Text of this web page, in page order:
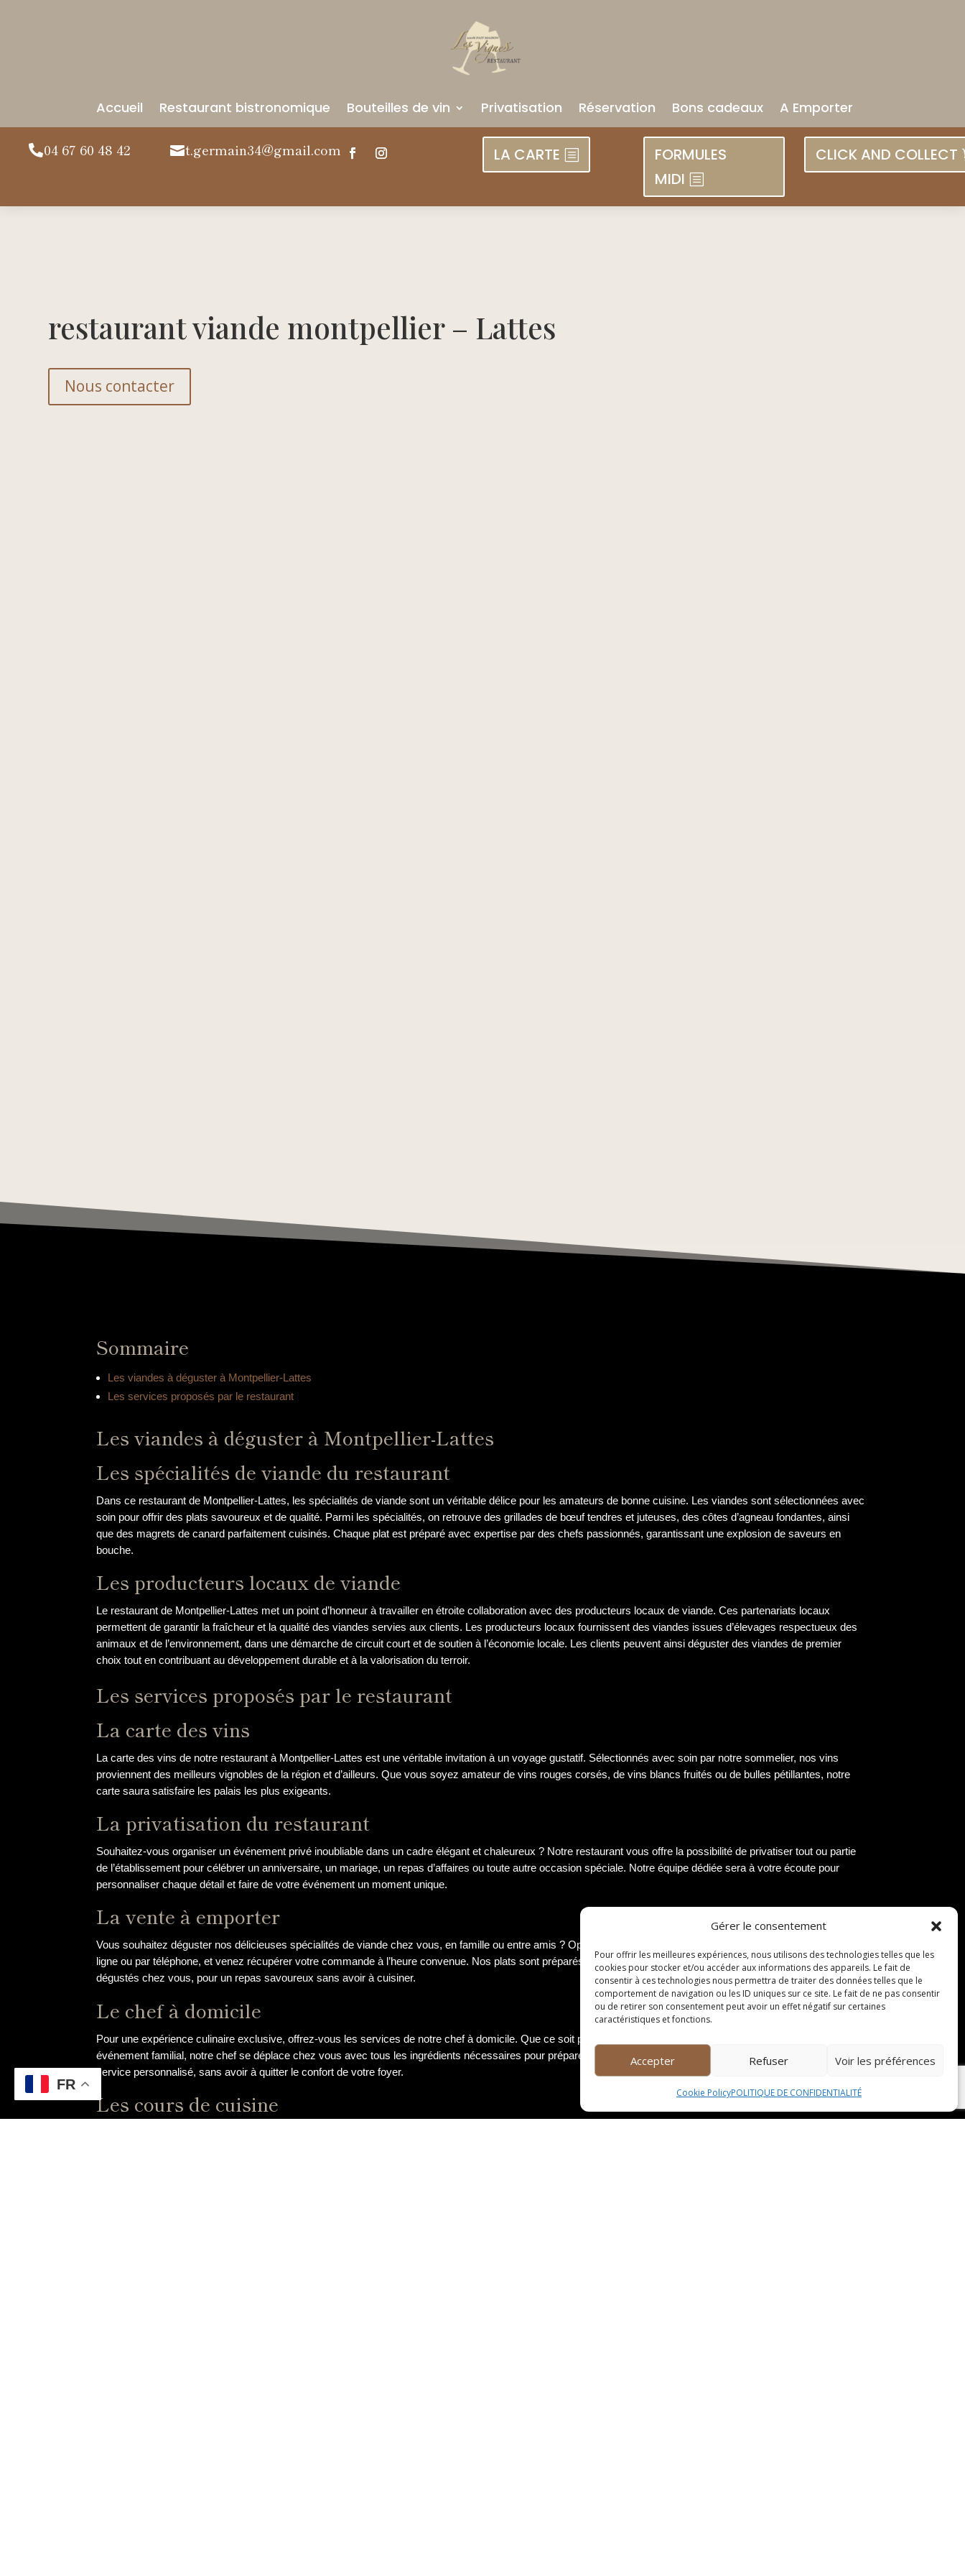
Gérer le consentement
Pour offrir les meilleures expériences, nous utilisons des technologies telles que les
cookies pour stocker et/ou accéder aux informations des appareils. Le fait de
consentir à ces technologies nous permettra de traiter des données telles que le
comportement de navigation ou les ID uniques sur ce site. Le fait de ne pas consentir
ou de retirer son consentement peut avoir un effet négatif sur certaines
caractéristiques et fonctions.
Accepter Refuser Voir les préférences
Cookie PolicyPOLITIQUE DE CONFIDENTIALITÉ
Accueil Restaurant bistronomique Bouteilles de vin Privatisation Réservation Bons cadeaux A Emporter
04 67 60 48 42 t.germain34@gmail.com LA CARTE
FORMULES
MIDI
CLICK AND COLLECT
restaurant viande montpellier – Lattes
Nous contacter
Sommaire
Les viandes à déguster à Montpellier-Lattes
Les services proposés par le restaurant
Les viandes à déguster à Montpellier-Lattes
Les spécialités de viande du restaurant
Dans ce restaurant de Montpellier-Lattes, les spécialités de viande sont un véritable délice pour les amateurs de bonne cuisine. Les viandes sont sélectionnées avec
soin pour offrir des plats savoureux et de qualité. Parmi les spécialités, on retrouve des grillades de bœuf tendres et juteuses, des côtes d’agneau fondantes, ainsi
que des magrets de canard parfaitement cuisinés. Chaque plat est préparé avec expertise par des chefs passionnés, garantissant une explosion de saveurs en
bouche.
Les producteurs locaux de viande
Le restaurant de Montpellier-Lattes met un point d’honneur à travailler en étroite collaboration avec des producteurs locaux de viande. Ces partenariats locaux
permettent de garantir la fraîcheur et la qualité des viandes servies aux clients. Les producteurs locaux fournissent des viandes issues d’élevages respectueux des
animaux et de l’environnement, dans une démarche de circuit court et de soutien à l’économie locale. Les clients peuvent ainsi déguster des viandes de premier
choix tout en contribuant au développement durable et à la valorisation du terroir.
Les services proposés par le restaurant
La carte des vins
La carte des vins de notre restaurant à Montpellier-Lattes est une véritable invitation à un voyage gustatif. Sélectionnés avec soin par notre sommelier, nos vins
proviennent des meilleurs vignobles de la région et d’ailleurs. Que vous soyez amateur de vins rouges corsés, de vins blancs fruités ou de bulles pétillantes, notre
carte saura satisfaire les palais les plus exigeants.
La privatisation du restaurant
Souhaitez-vous organiser un événement privé inoubliable dans un cadre élégant et chaleureux ? Notre restaurant vous offre la possibilité de privatiser tout ou partie
de l’établissement pour célébrer un anniversaire, un mariage, un repas d’affaires ou toute autre occasion spéciale. Notre équipe dédiée sera à votre écoute pour
personnaliser chaque détail et faire de votre événement un moment unique.
La vente à emporter
Vous souhaitez déguster nos délicieuses spécialités de viande chez vous, en famille ou entre amis ? Optez pour notre service de vente à emporter. Commandez en
ligne ou par téléphone, et venez récupérer votre commande à l’heure convenue. Nos plats sont préparés avec soin, emballés de manière pratique et prêts à être
dégustés chez vous, pour un repas savoureux sans avoir à cuisiner.
Le chef à domicile
Pour une expérience culinaire exclusive, offrez-vous les services de notre chef à domicile. Que ce soit pour un dîner romantique, un repas entre amis ou un
événement familial, notre chef se déplace chez vous avec tous les ingrédients nécessaires pour préparer un menu sur-mesure. Profitez d’une cuisine raffinée et d’un
service personnalisé, sans avoir à quitter le confort de votre foyer.
Les cours de cuisine
FR